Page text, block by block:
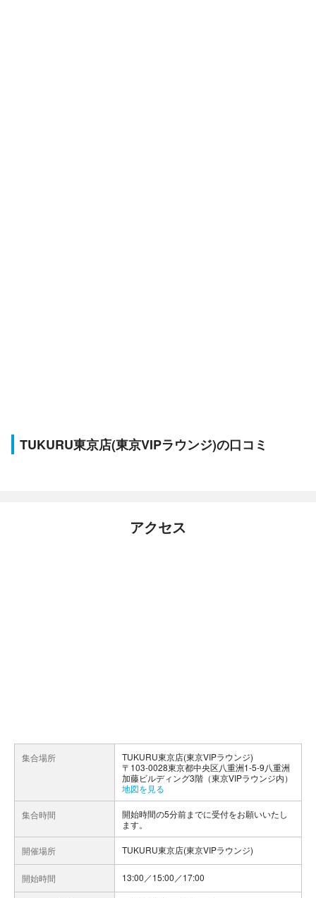
TUKURU東京店(東京VIPラウンジ)の口コミ
アクセス
集合場所
TUKURU東京店(東京VIPラウンジ)
〒103-0028東京都中央区八重洲1-5-9八重洲
加藤ビルディング3階（東京VIPラウンジ内）
地図を見る
集合時間
開始時間の5分前までに受付をお願いいたし
ます。
開催場所 TUKURU東京店(東京VIPラウンジ)
開始時間 13:00／15:00／17:00